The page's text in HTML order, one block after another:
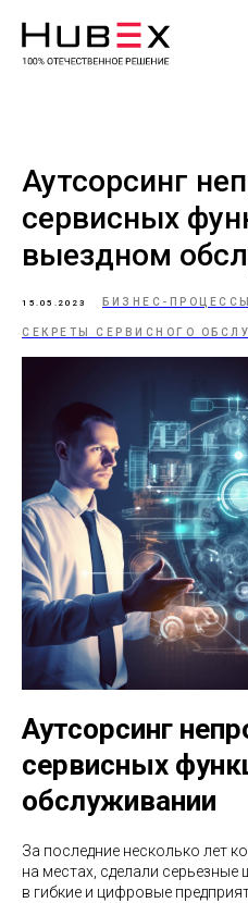
Аутсорсинг
сервисных
выездном
15.05.2023 БИЗНЕС-ПРОЦЕССЫ
СЕКРЕТЫ СЕРВИСНОГО
Аутсорсинг
сервисных
обслуживании
За последние несколько лет
на местах, сделали
в гибкие и цифровые